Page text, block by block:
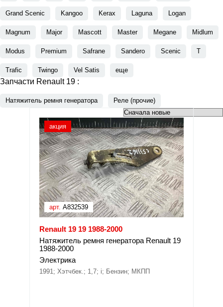
Grand Scenic Kangoo Kerax Laguna Logan
Magnum Major Mascott Master Megane Midlum
Modus Premium Safrane Sandero Scenic T
Trafic Twingo Vel Satis еще
Запчасти Renault 19 :
Натяжитель ремня генератора Реле (прочие)
акция
арт. A832539
Renault 19 19 1988-2000
Натяжитель ремня генератора Renault 19
1988-2000
Электрика
1991; Хэтчбек.; 1,7; i; Бензин; МКПП